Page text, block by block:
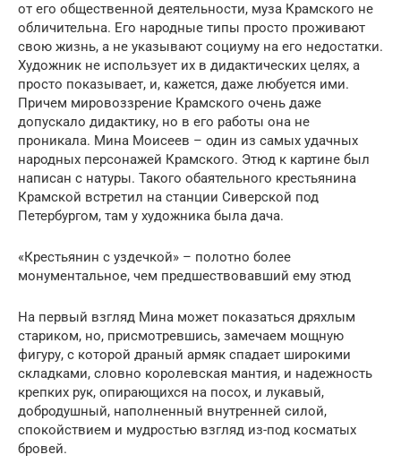
от его общественной деятельности, муза Крамского не
обличительна. Его народные типы просто проживают
свою жизнь, а не указывают социуму на его недостатки.
Художник не использует их в дидактических целях, а
просто показывает, и, кажется, даже любуется ими.
Причем мировоззрение Крамского очень даже
допускало дидактику, но в его работы она не
проникала. Мина Моисеев – один из самых удачных
народных персонажей Крамского. Этюд к картине был
написан с натуры. Такого обаятельного крестьянина
Крамской встретил на станции Сиверской под
Петербургом, там у художника была дача.
«Крестьянин с уздечкой» – полотно более
монументальное, чем предшествовавший ему этюд
На первый взгляд Мина может показаться дряхлым
стариком, но, присмотревшись, замечаем мощную
фигуру, с которой драный армяк спадает широкими
складками, словно королевская мантия, и надежность
крепких рук, опирающихся на посох, и лукавый,
добродушный, наполненный внутренней силой,
спокойствием и мудростью взгляд из-под косматых
бровей.